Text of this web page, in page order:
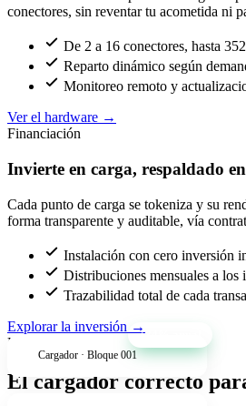
conectores, sin reventar tu acometida ni
De 2 a 16 conectores, hasta
Reparto dinámico según
Monitoreo remoto y
Ver el hardware →
Financiación
Invierte en carga, respaldado
Cada punto de carga se tokeniza y su
forma transparente y auditable, vía
Instalación con cero inversión
Distribuciones mensuales a los
Trazabilidad total de cada
Explorar la inversión →
+34% anual
Cargador · Bloque 001
Productos
El cargador correcto